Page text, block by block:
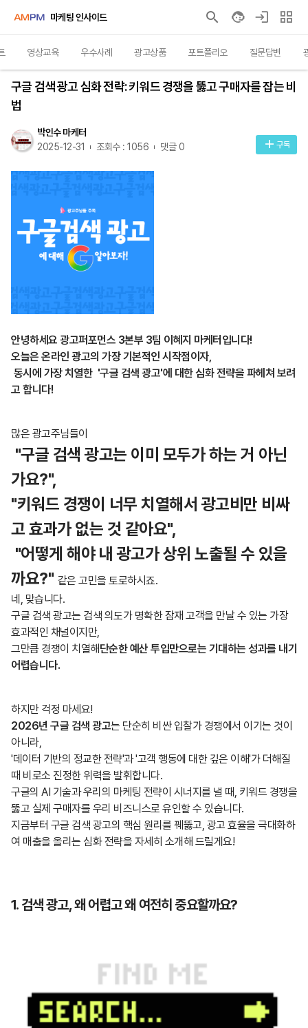
마케팅 인사이드
영상교육 우수사례 광고상품 포트폴리오 질문답변
인사이트
구글 검색 광고 심화 전략: 키워드 경쟁을 뚫고 구매자를 잡는 비
법
박인수 마케터
2025-12-31
조회수 : 1056 댓글 0 구독
안녕하세요 광고퍼포먼스 3본부 3팀 이혜지 마케터입니다!
오늘은 온라인 광고의 가장 기본적인 시작점이자,
동시에 가장 치열한 '구글 검색 광고'에 대한 심화 전략을 파헤쳐 보려
고 합니다!
많은 광고주님들이
"구글 검색 광고는 이미 모두가 하는 거 아닌
가요?",
"키워드 경쟁이 너무 치열해서 광고비만 비싸
고 효과가 없는 것 같아요",
"어떻게 해야 내 광고가 상위 노출될 수 있을
까요?" 같은 고민을 토로하시죠.
네, 맞습니다.
구글 검색 광고는 검색 의도가 명확한 잠재 고객을 만날 수 있는 가장
효과적인 채널이지만,
그만큼 경쟁이 치열해단순한 예산 투입만으로는 기대하는 성과를 내기
어렵습니다.
하지만 걱정 마세요!
2026년 구글 검색 광고는 단순히 비싼 입찰가 경쟁에서 이기는 것이
아니라,
'데이터 기반의 정교한 전략'과 '고객 행동에 대한 깊은 이해'가 더해질
때 비로소 진정한 위력을 발휘합니다.
구글의 AI 기술과 우리의 마케팅 전략이 시너지를 낼 때, 키워드 경쟁을
뚫고 실제 구매자를 우리 비즈니스로 유인할 수 있습니다.
지금부터 구글 검색 광고의 핵심 원리를 꿰뚫고, 광고 효율을 극대화하
여 매출을 올리는 심화 전략을 자세히 소개해 드릴게요!
1. 검색 광고, 왜 어렵고 왜 여전히 중요할까요?